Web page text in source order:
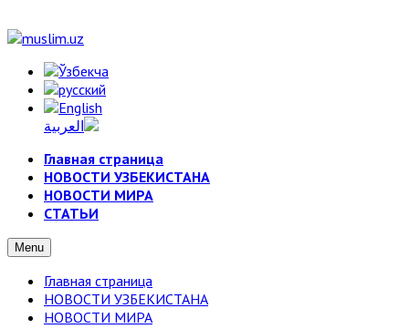
Главная страница
НОВОСТИ УЗБЕКИСТАНА
НОВОСТИ МИРА
СТАТЬИ
Menu
Главная страница
НОВОСТИ УЗБЕКИСТАНА
НОВОСТИ МИРА